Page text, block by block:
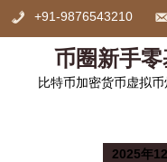
Skip
+91-9876543210
币圈新手
比特币加密货币虚拟
2025年